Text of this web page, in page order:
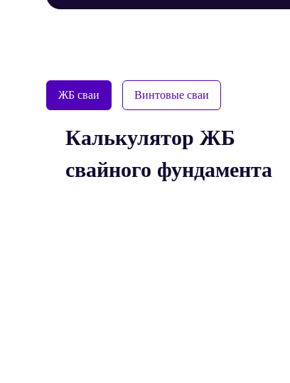
ЖБ сваи Винтовые сваи
Калькулятор ЖБ
свайного фундамента